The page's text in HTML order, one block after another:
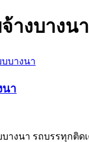
างบางนา
นา
บางนา รถบรรทุกติด